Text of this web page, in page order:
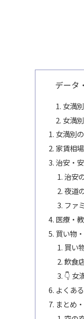
データ
女満
女満
女満別
家賃相
治安・
治安
夜道
ファ
医療・
買い物
買い
飲食
👇 女
よくあ
まとめ